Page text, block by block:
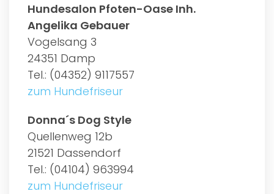
Hundesalon Pfoten-Oase Inh.
Angelika Gebauer
Vogelsang 3
24351 Damp
Tel.: (04352) 9117557
zum Hundefriseur
Donna´s Dog Style
Quellenweg 12b
21521 Dassendorf
Tel.: (04104) 963994
zum Hundefriseur